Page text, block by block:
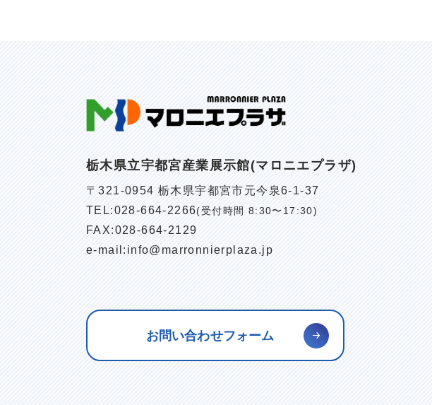
栃木県立宇都宮産業展示館(マロニエプラザ)
〒321-0954 栃木県宇都宮市元今泉6-1-37
TEL:028-664-2266(受付時間 8:30〜17:30)
FAX:028-664-2129
e-mail: info@marronnierplaza.jp
お問い合わせフォーム